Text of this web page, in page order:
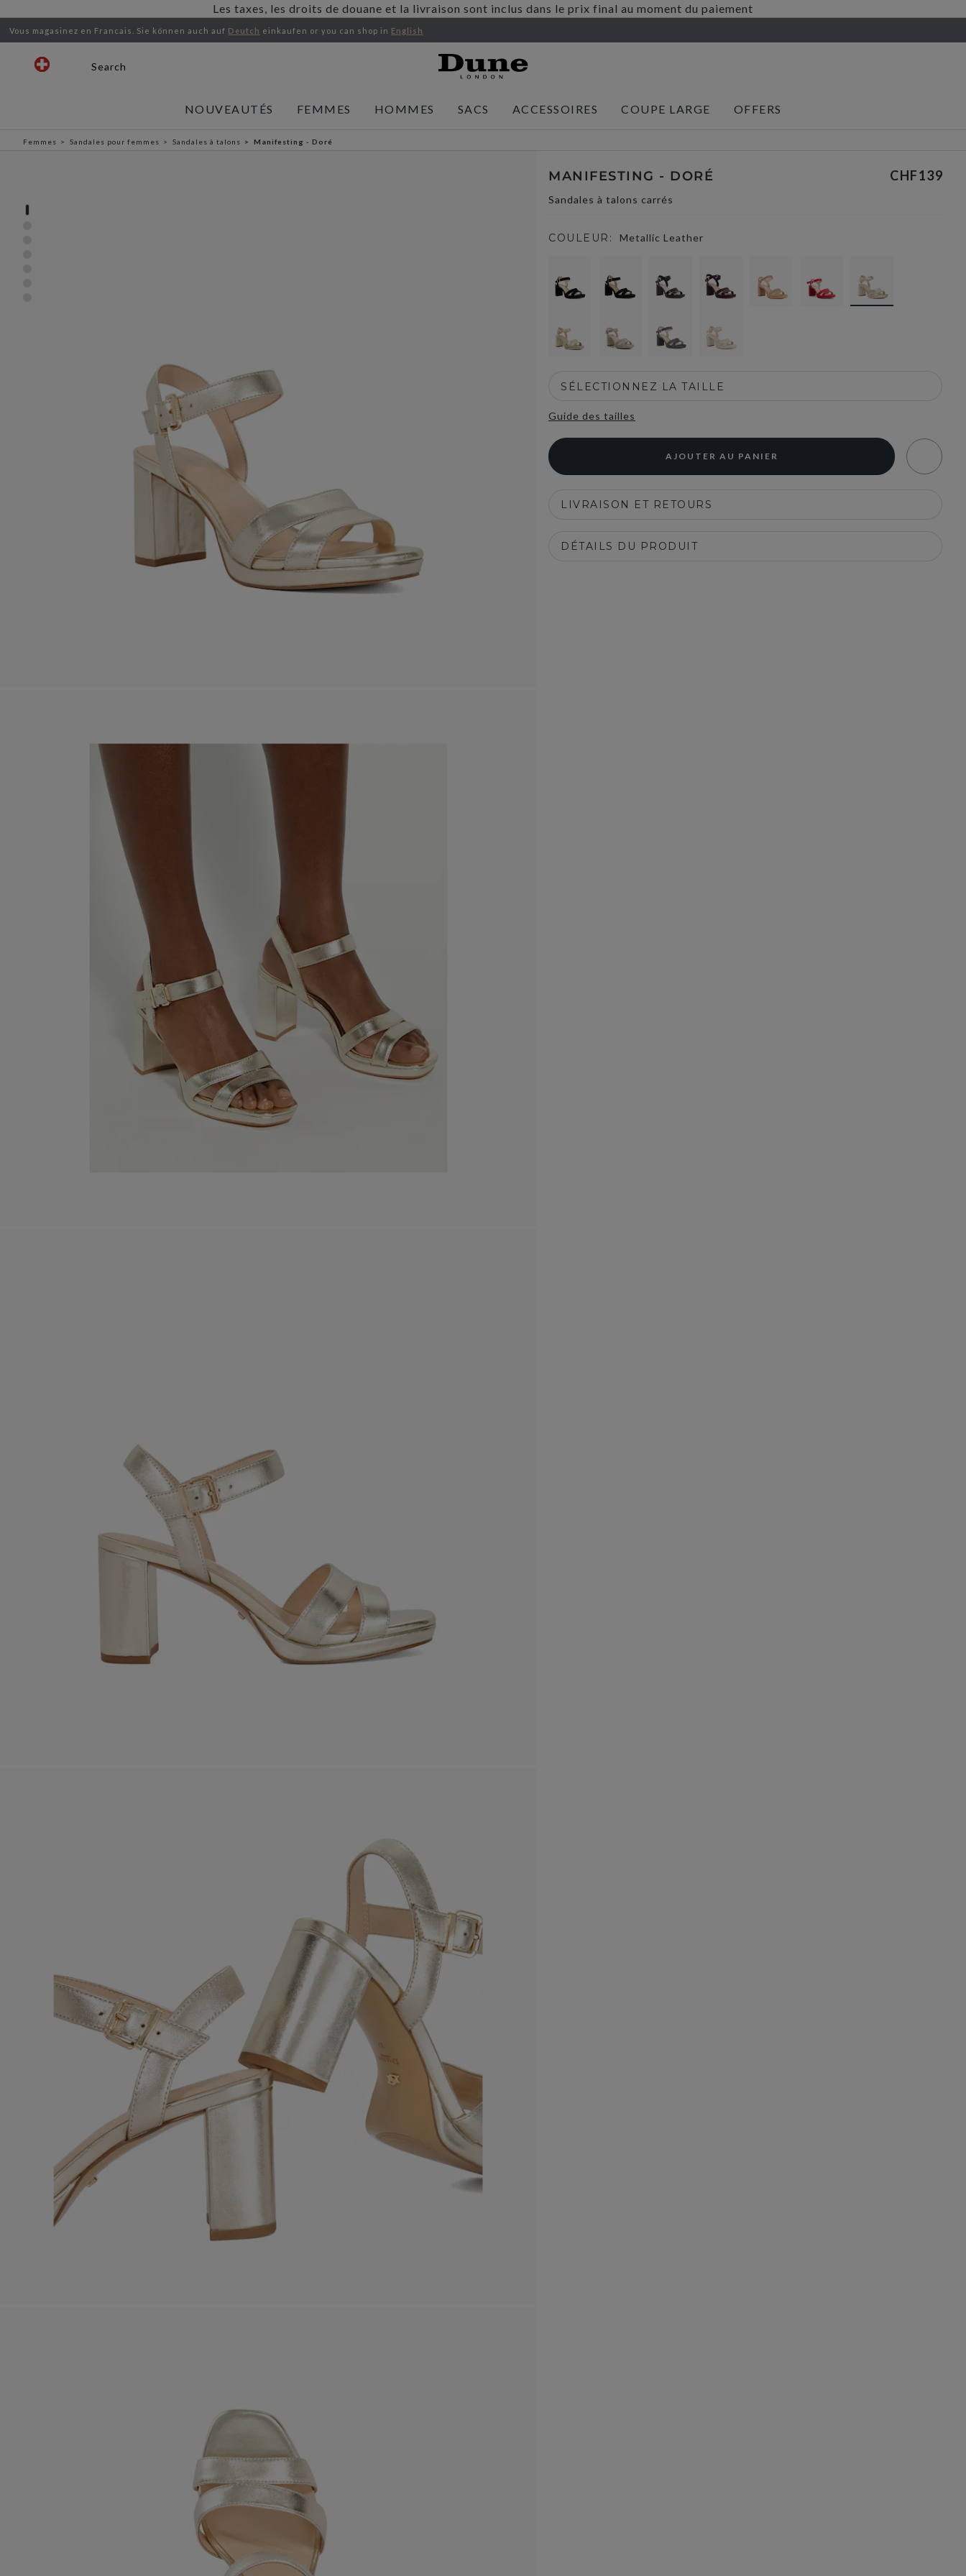
Les taxes, les droits de douane et la livraison sont inclus dans le prix final au moment du paiement
Vous magasinez en Francais. Sie können auch auf Deutch einkaufen or you can shop in English
Search
NOUVEAUTÉS FEMMES HOMMES SACS ACCESSOIRES COUPE LARGE OFFERS
Femmes Sandales pour femmes Sandales à talons Manifesting - Doré
MANIFESTING - DORÉ
Sandales à talons carrés
CHF139
COULEUR: Metallic Leather
SÉLECTIONNEZ LA TAILLE
Guide des tailles
AJOUTER AU PANIER
LIVRAISON ET RETOURS
DÉTAILS DU PRODUIT